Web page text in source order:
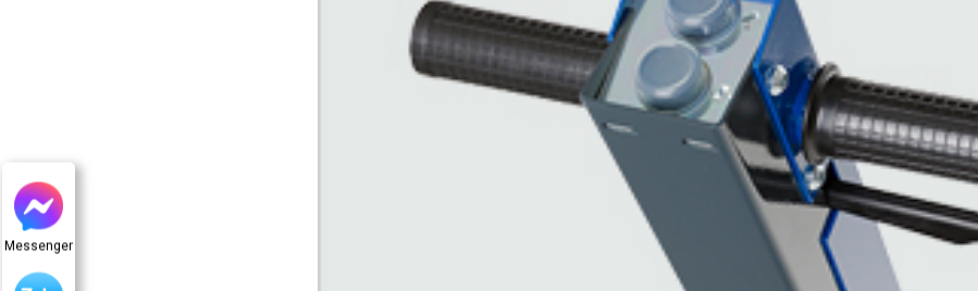
Messenger